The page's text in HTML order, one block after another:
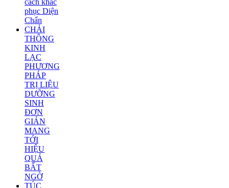
cách khắc
phục Diện
Chẩn
CHẢI
THÔNG
KINH
LẠC
PHƯƠNG
PHÁP
TRỊ LIỆU
DƯỠNG
SINH
ĐƠN
GIẢN
MANG
TỚI
HIỆU
QUẢ
BẤT
NGỜ
TÚC